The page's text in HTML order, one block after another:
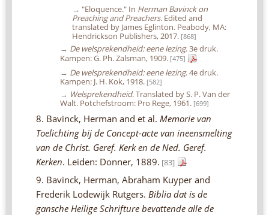
→ "Eloquence." In Herman Bavinck on
Preaching and Preachers. Edited and
translated by James Eglinton. Peabody, MA:
Hendrickson Publishers, 2017. [868]
→ De welsprekendheid: eene lezing. 3e druk.
Kampen: G. Ph. Zalsman, 1909. [475]
→ De welsprekendheid: eene lezing. 4e druk.
Kampen: J. H. Kok, 1918. [582]
→ Welsprekendheid. Translated by S. P. Van der
Walt. Potchefstroom: Pro Rege, 1961. [699]
8. Bavinck, Herman and et al. Memorie van
Toelichting bij de Concept-acte van ineensmelting
van de Christ. Geref. Kerk en de Ned. Geref.
Kerken. Leiden: Donner, 1889. [83]
9. Bavinck, Herman, Abraham Kuyper and
Frederik Lodewijk Rutgers. Biblia dat is de
gansche Heilige Schrifture bevattende alle de